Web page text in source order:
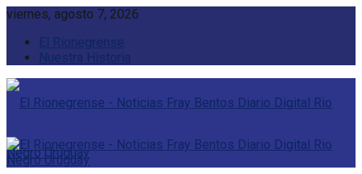
viernes, agosto 7, 2026
El Rionegrense
Nuestra Historia